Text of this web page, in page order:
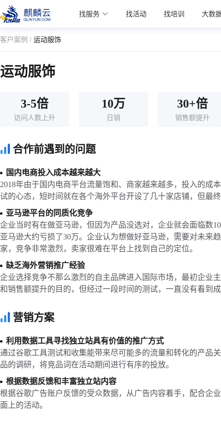
麒麟学院
Kylin Academy 找服务 找活动 找培训 大数
客户案例 / 运动服饰
运动服饰
3-5倍
访问人数上升
10万
日销
30+倍
销售额提升
合作前遇到的问题
国内电商投入成本越来越大
2018年由于国内电商平台流量饱和、商家越来越多，投入的成
试的心态，短时间就在各个海外平台开设了几十家店铺，但最
亚马逊平台的同质化竞争
企业当时有在做亚马逊，但因为产品没选对，企业就会面临数
亚马逊大约亏损了30万。企业认为想做好亚马逊，需要对未来
家，竞争非常激烈，卖家很难在平台上找到自己的定位。
缺乏海外营销推广经验
企业选择竞争不那么激烈的自主品牌进入国际市场，最初企业
和销售额提升的目的，但经过一段时间的测试，一直没有看到
营销方案
利用数据工具寻找独立站具有价值的推广方式
通过谷歌工具测试和收集能带来尽可能多的流量和转化的产品
品的调研，将竞品词在活动期间进行有序的投放。
根据数据反馈和丰富独立站内容
根据谷歌广告账户反馈的受众数据，从广告内容着手，配合企
面上的活动。